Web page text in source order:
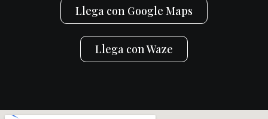
Llega con Google Maps
Llega con Waze